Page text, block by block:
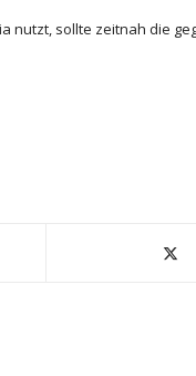
nutzt, sollte zeitnah die